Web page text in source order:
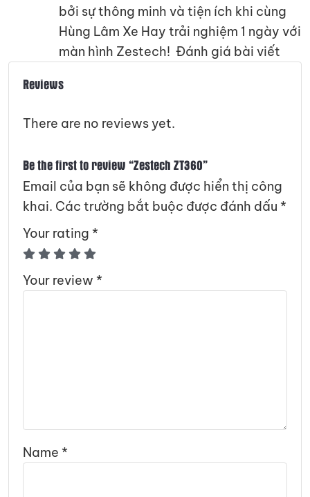
bởi sự thông minh và tiện ích khi cùng
Hùng Lâm Xe Hay trải nghiệm 1 ngày với
màn hình Zestech! Đánh giá bài viết
Reviews
There are no reviews yet.
Be the first to review “Zestech ZT360”
Email của bạn sẽ không được hiển thị công
khai. Các trường bắt buộc được đánh dấu *
Your rating *
Your review *
Name *